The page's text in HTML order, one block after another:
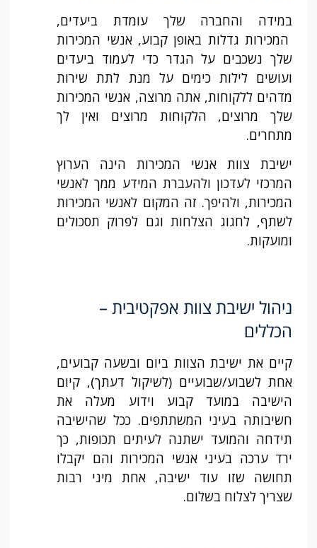
במידה והחברה שלך עומדת ביעדים,
המכירות גדלות באופן קבוע, אנשי המכירות
שלך נשכבים על הגדר כדי לעמוד ביעדים
ועושים לילות כימים על מנת לתת שירות
מדהים ללקוחות, אתה מרוצה, אנשי המכירות
שלך מרוצים, הלקוחות מרוצים ואין לך
מתחרים.
ישיבת צוות אנשי המכירות הינה הערוץ
המרכזי לעדכון ולהעברת המידע ממך לאנשי
המכירות, ולהיפך. זה המקום לאנשי המכירות
לשתף, לחגוג הצלחות וגם לפרוק תסכולים
ומועקות.
ניהול ישיבת צוות אפקטיבית –
הכללים
קיים את ישיבת הצוות ביום ובשעה קבועים,
אחת לשבוע/שבועיים (לשיקול דעתך), קיום
הישיבה במועד קבוע וידוע מעלה את
חשיבותה בעיני המשתתפים. ככל שהישיבה
תידחה והמועד ישתנה לעיתים תכופות, כך
ירד ערכה בעיני אנשי המכירות והם יקבלו
תחושה שזו עוד ישיבה, אחת מיני רבות
שצריך לצלוח בשלום.